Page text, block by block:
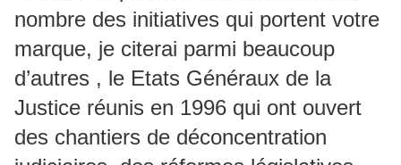
nombre des initiatives qui portent votre
marque, je citerai parmi beaucoup
d’autres , le Etats Généraux de la
Justice réunis en 1996 qui ont ouvert
des chantiers de déconcentration